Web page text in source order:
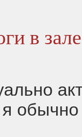
в